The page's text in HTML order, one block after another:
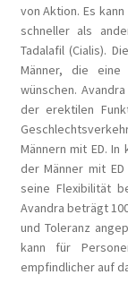
von Aktion. Es
schneller als
Tadalafil (Cialis).
Männer, die
wünschen.
der erektilen
Männern mit ED.
der Männer mit
seine Flexibilität
Avandra beträgt
und Toleranz
kann für
empfindlicher auf